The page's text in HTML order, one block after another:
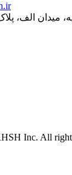
الف، پلاک 21، ساختمان
Inc. All